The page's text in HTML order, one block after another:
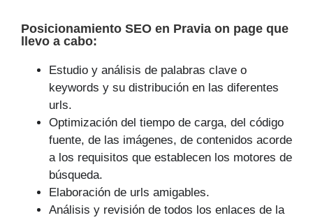
Posicionamiento SEO en Pravia on page que
llevo a cabo:
Estudio y análisis de palabras clave o
keywords y su distribución en las diferentes
urls.
Optimización del tiempo de carga, del código
fuente, de las imágenes, de contenidos acorde
a los requisitos que establecen los motores de
búsqueda.
Elaboración de urls amigables.
Análisis y revisión de todos los enlaces de la